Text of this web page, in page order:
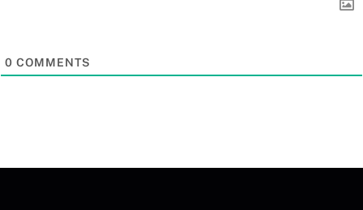
0 COMMENTS